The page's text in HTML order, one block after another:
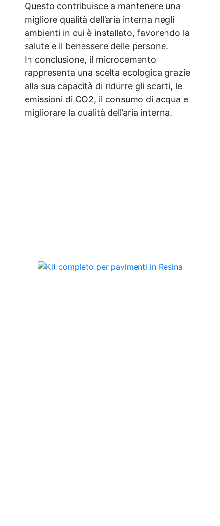
Questo contribuisce a mantenere una
migliore qualità dell’aria interna negli
ambienti in cui è installato, favorendo la
salute e il benessere delle persone.
In conclusione, il microcemento
rappresenta una scelta ecologica grazie
alla sua capacità di ridurre gli scarti, le
emissioni di CO2, il consumo di acqua e
migliorare la qualità dell’aria interna.